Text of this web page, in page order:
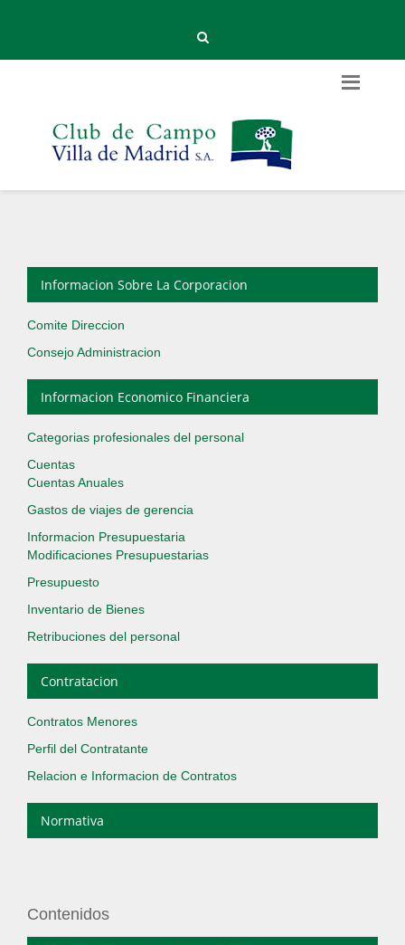
Informacion Sobre La Corporacion
Comite Direccion
Consejo Administracion
Informacion Economico Financiera
Categorias profesionales del personal
Cuentas
Cuentas Anuales
Gastos de viajes de gerencia
Informacion Presupuestaria
Modificaciones Presupuestarias
Presupuesto
Inventario de Bienes
Retribuciones del personal
Contratacion
Contratos Menores
Perfil del Contratante
Relacion e Informacion de Contratos
Normativa
Contenidos